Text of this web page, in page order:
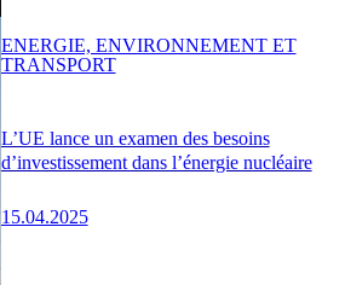
L’UE lance un examen des besoins
d’investissement dans l’énergie nucléaire
15.04.2025
ENERGIE, ENVIRONNEMENT ET
TRANSPORT